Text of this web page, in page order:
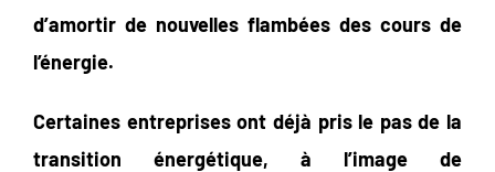
d’amortir de nouvelles flambées des cours de
l’énergie.
Certaines entreprises ont déjà pris le pas de la
transition énergétique, à l’image de